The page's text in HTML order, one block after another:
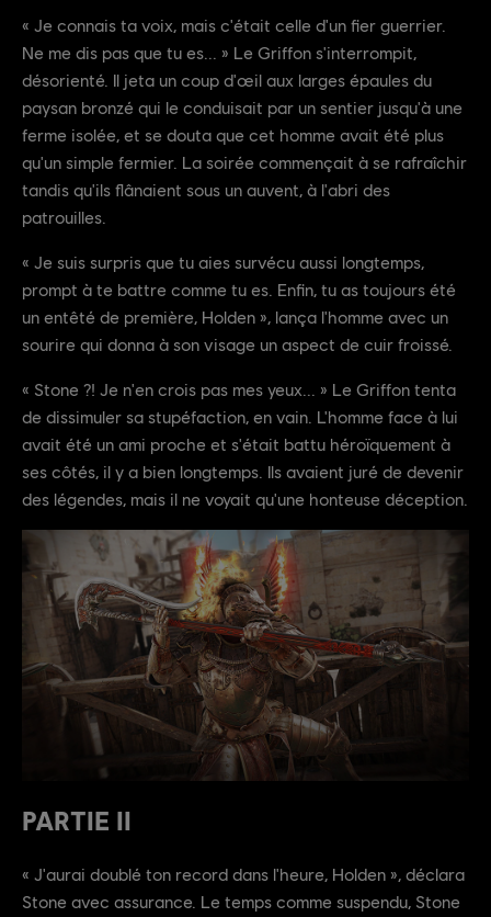
« Je connais ta voix, mais c'était celle d'un fier guerrier.
Ne me dis pas que tu es... » Le Griffon s'interrompit,
désorienté. Il jeta un coup d'œil aux larges épaules du
paysan bronzé qui le conduisait par un sentier jusqu'à une
ferme isolée, et se douta que cet homme avait été plus
qu'un simple fermier. La soirée commençait à se rafraîchir
tandis qu'ils flânaient sous un auvent, à l'abri des
patrouilles.
« Je suis surpris que tu aies survécu aussi longtemps,
prompt à te battre comme tu es. Enfin, tu as toujours été
un entêté de première, Holden », lança l'homme avec un
sourire qui donna à son visage un aspect de cuir froissé.
« Stone ?! Je n'en crois pas mes yeux... » Le Griffon tenta
de dissimuler sa stupéfaction, en vain. L'homme face à lui
avait été un ami proche et s'était battu héroïquement à
ses côtés, il y a bien longtemps. Ils avaient juré de devenir
des légendes, mais il ne voyait qu'une honteuse déception.
PARTIE II
« J'aurai doublé ton record dans l'heure, Holden », déclara
Stone avec assurance. Le temps comme suspendu, Stone